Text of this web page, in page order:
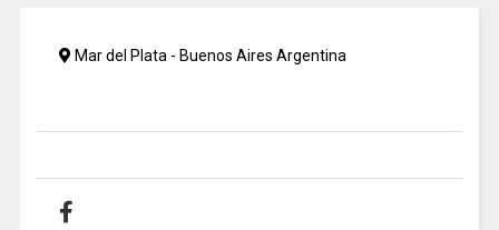
Mar del Plata - Buenos Aires Argentina